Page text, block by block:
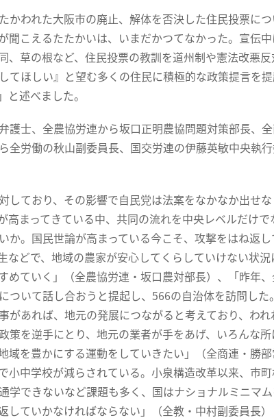
われた大阪市の廃止、解体を否決した住民投票に
こえるたたかいは、いまだかつてなかった。宣伝
草の根など、住民投票の教訓を道州制や憲法改悪反
てほしい』と望む多くの住民に積極的な政策提言を
述べました。
士、全農協労連から坂口正明農協問題対策部長、
全労働の秋山副委員長、国交労連の伊藤英敏中央執
しており、その影響で自民党は法案をなかなか出せ
まってきている中、共同の流れを中央レベルだけ
。国民世論が高まっている今こそ、攻撃をはね返
どで、地域の農家が安心してくらしていけない状
ていく」（全農協労連・坂口農対部長）、「昨年
ついて話し合おうと提起し、566の自治体を訪問した
あれば、地元の発展につながると考えており、わ
を逆手にとり、地元の業者が手をあげ、いろんな
域を豊かにする運動をしていきたい」（全商連・勝
小中学校が減らされている。小泉構造改革以来、市
学できないなど課題も多く、国はナショナルミニマ
ていかなければならない」（全教・中村副委員長）